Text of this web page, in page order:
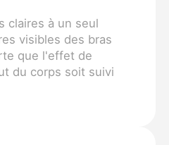
claires à un seul
visibles des bras
que l'effet de
du corps soit suivi